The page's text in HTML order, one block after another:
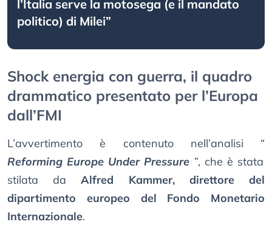
l’Italia serve la motosega (e il mandato
politico) di Milei”
Shock energia con guerra, il quadro
drammatico presentato per l’Europa
dall’FMI
L’avvertimento è contenuto nell’analisi “
Reforming Europe Under Pressure ”, che è stata
stilata daAlfred Kammer, direttore del
dipartimento europeo del Fondo Monetario
Internazionale.